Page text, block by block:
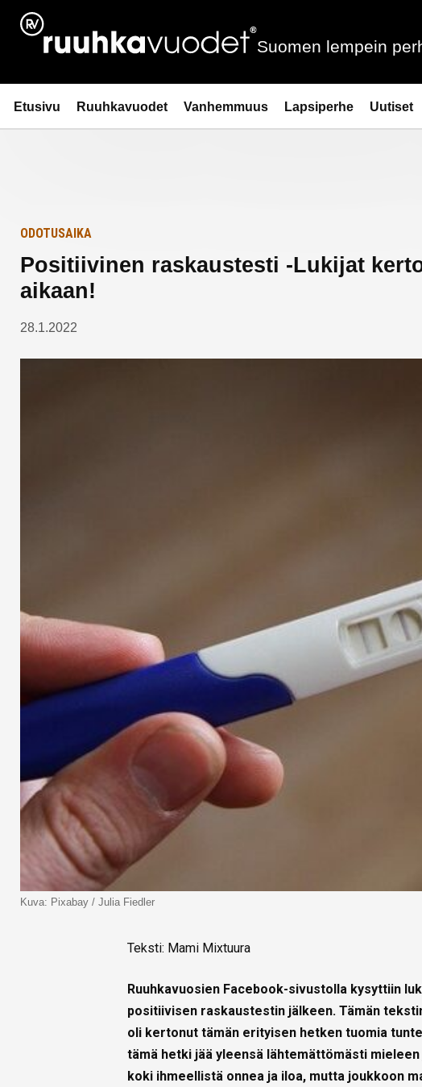
Siirry
sisältöön
Ruuhkavuodet.fi
Suomen lempein
Etusivu Ruuhkavuodet Vanhemmuus Lapsiperhe Uutiset
Etusivulle
ODOTUSAIKA
Positiivinen raskaustesti -Lukijat
aikaan!
28.1.2022
Kuva: Pixabay / Julia Fiedler
Teksti: Mami Mixtuura
Ruuhkavuosien Facebook-sivustolla kysyttiin
positiivisen raskaustestin jälkeen. Tämän
oli kertonut tämän erityisen hetken tuomia
tämä hetki jää yleensä lähtemättömästi
koki ihmeellistä onnea ja iloa, mutta joukkoon